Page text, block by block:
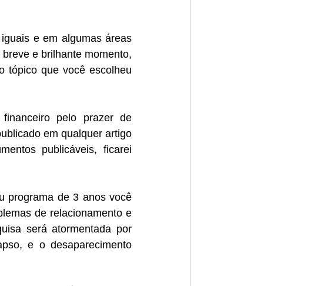
e em algumas áreas
e brilhante momento,
tópico que você escolheu
pelo prazer de
em qualquer artigo
publicáveis, ficarei
programa de 3 anos você
de relacionamento e
será atormentada por
e o desaparecimento